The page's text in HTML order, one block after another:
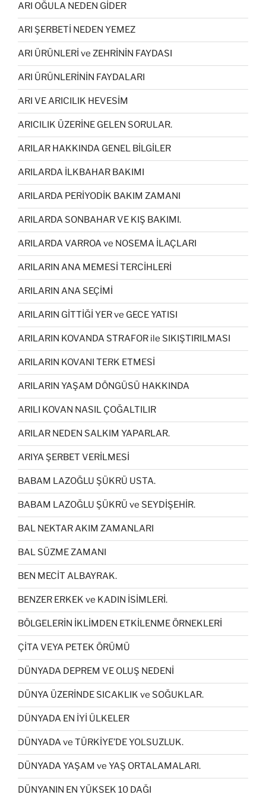
ARI OĞULA NEDEN GİDER
ARI ŞERBETİ NEDEN YEMEZ
ARI ÜRÜNLERİ ve ZEHRİNİN FAYDASI
ARI ÜRÜNLERİNİN FAYDALARI
ARI VE ARICILIK HEVESİM
ARICILIK ÜZERİNE GELEN SORULAR.
ARILAR HAKKINDA GENEL BİLGİLER
ARILARDA İLKBAHAR BAKIMI
ARILARDA PERİYODİK BAKIM ZAMANI
ARILARDA SONBAHAR VE KIŞ BAKIMI.
ARILARDA VARROA ve NOSEMA İLAÇLARI
ARILARIN ANA MEMESİ TERCİHLERİ
ARILARIN ANA SEÇİMİ
ARILARIN GİTTİĞİ YER ve GECE YATISI
ARILARIN KOVANDA STRAFOR ile SIKIŞTIRILMASI
ARILARIN KOVANI TERK ETMESİ
ARILARIN YAŞAM DÖNGÜSÜ HAKKINDA
ARILI KOVAN NASIL ÇOĞALTILIR
ARILAR NEDEN SALKIM YAPARLAR.
ARIYA ŞERBET VERİLMESİ
BABAM LAZOĞLU ŞÜKRÜ USTA.
BABAM LAZOĞLU ŞÜKRÜ ve SEYDİŞEHİR.
BAL NEKTAR AKIM ZAMANLARI
BAL SÜZME ZAMANI
BEN MECİT ALBAYRAK.
BENZER ERKEK ve KADIN İSİMLERİ.
BÖLGELERİN İKLİMDEN ETKİLENME ÖRNEKLERİ
ÇİTA VEYA PETEK ÖRÜMÜ
DÜNYADA DEPREM VE OLUŞ NEDENİ
DÜNYA ÜZERİNDE SICAKLIK ve SOĞUKLAR.
DÜNYADA EN İYİ ÜLKELER
DÜNYADA ve TÜRKİYE’DE YOLSUZLUK.
DÜNYADA YAŞAM ve YAŞ ORTALAMALARI.
DÜNYANIN EN YÜKSEK 10 DAĞI